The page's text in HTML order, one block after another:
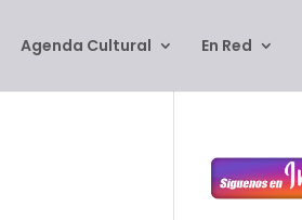
Agenda Cultural En Red